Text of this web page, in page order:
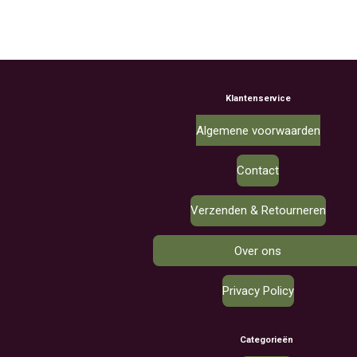
Klantenservice
Algemene voorwaarden
Contact
Verzenden & Retourneren
Over ons
Privacy Policy
Categorieën